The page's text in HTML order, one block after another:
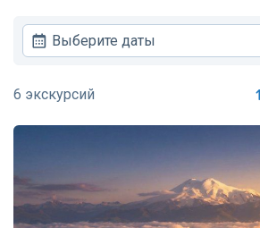
Выберите даты